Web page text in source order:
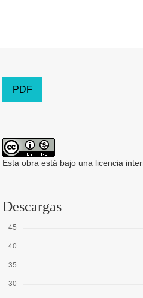
PDF
Esta obra está bajo una licencia
Descargas